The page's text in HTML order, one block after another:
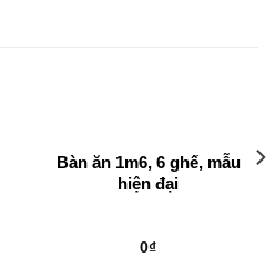
Bàn ăn 1m6, 6 ghế, mẫu
hiện đại
0₫